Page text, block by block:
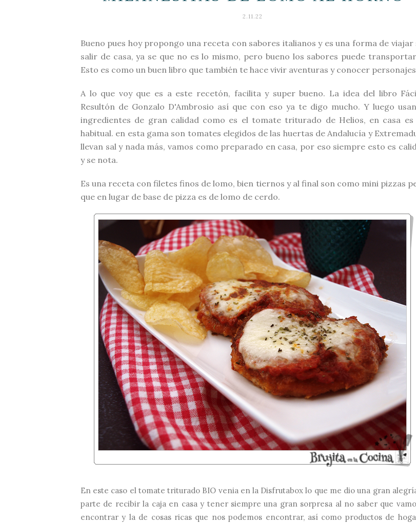
2.11.22
Bueno pues hoy propongo una receta con sabores italianos y es una forma de viajar
salir de casa, ya se que no es lo mismo, pero bueno los sabores puede
Esto es como un buen libro que también te hace vivir aventuras y conocer
A lo que voy que es a este recetón, facilita y super bueno. La idea del libro
Resultón de Gonzalo D'Ambrosio así que con eso ya te digo mucho. Y luego
ingredientes de gran calidad como es el tomate triturado de Helios, en casa es
habitual. en esta gama son tomates elegidos de las huertas de Andalucía y
llevan sal y nada más, vamos como preparado en casa, por eso siempre esto es
y se nota.
Es una receta con filetes finos de lomo, bien tiernos y al final son como mini pizzas
que en lugar de base de pizza es de lomo de cerdo.
En este caso el tomate triturado BIO venia en la Disfrutabox lo que me dio una gran
parte de recibir la caja en casa y tener siempre una gran sorpresa al no saber que
encontrar y la de cosas ricas que nos podemos encontrar, así como productos de